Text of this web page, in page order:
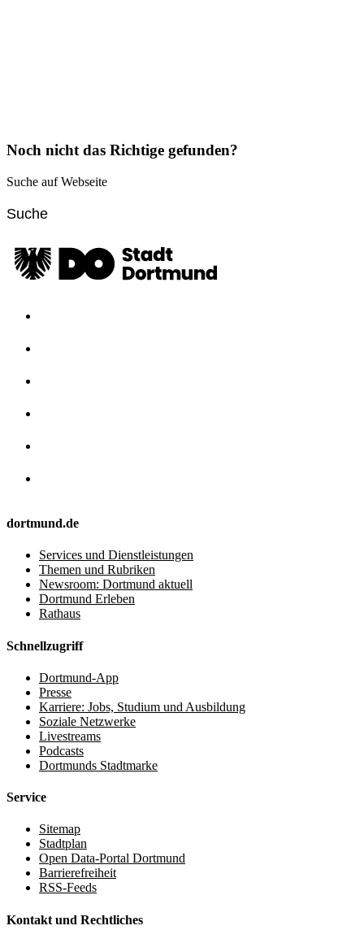
Noch nicht das Richtige gefunden?
Suche auf Webseite
dortmund.de
Services und Dienstleistungen
Themen und Rubriken
Newsroom: Dortmund aktuell
Dortmund Erleben
Rathaus
Schnellzugriff
Dortmund-App
Presse
Karriere: Jobs, Studium und Ausbildung
Soziale Netzwerke
Livestreams
Podcasts
Dortmunds Stadtmarke
Service
Sitemap
Stadtplan
Open Data-Portal Dortmund
Barrierefreiheit
RSS-Feeds
Kontakt und Rechtliches